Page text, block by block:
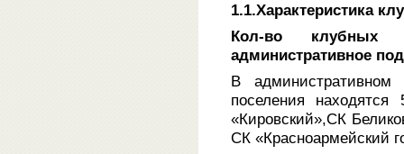
1.1.Характеристика
Кол-во клубных
административное
В административном
поселения
«Кировский»,СК
СК «Красноармейский